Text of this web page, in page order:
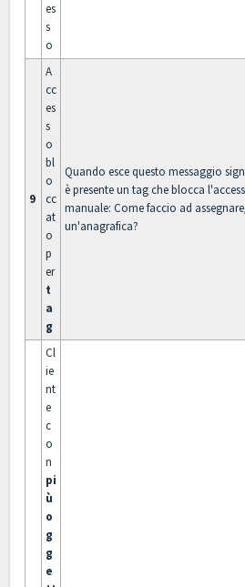
es
s
o
9
A
cc
es
s
o
bl
o
cc
at
o
p
er
t
a
g
Quando esce questo messaggio
è presente un tag che blocca
manuale: Come faccio ad
un'anagrafica?
Cl
ie
nt
e
c
o
n
pi
ù
o
g
g
e